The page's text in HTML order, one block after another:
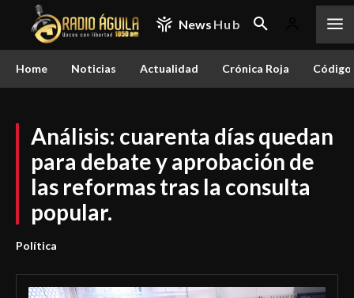
News Hub
Home Noticias Actualidad Crónica Roja
Análisis: cuarenta días quedan
para debate y aprobación de
las reformas tras la consulta
popular.
Política